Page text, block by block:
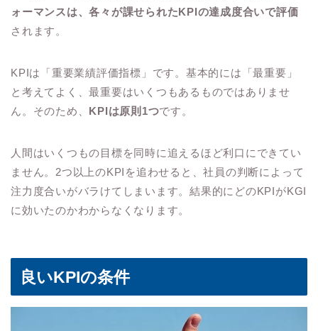
ォーマンスは、各々が課せられたKPIの達成度合いで評価
されます。
KPIは「重要業績評価指標」です。基本的には「最重要」
と考えてよく、最重要はいくつもあるものではありませ
ん。そのため、 KPIは原則1つです。
人間はいくつもの目標を同時に追えるほど利口にできてい
ません。2つ以上のKPIを追わせると、社員の判断によって
注力度合いがバラけてしまいます。結果的にどのKPIがKGI
に効いたのかわからなくなります。
良いKPIの条件